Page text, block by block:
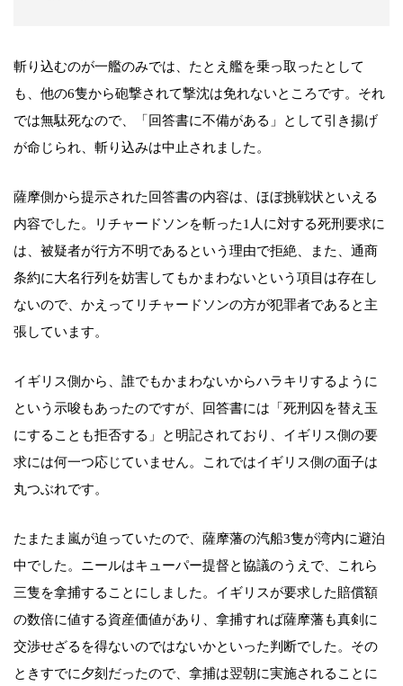
斬り込むのが一艦のみでは、たとえ艦を乗っ取ったとして
も、他の6隻から砲撃されて撃沈は免れないところです。それ
では無駄死なので、「回答書に不備がある」として引き揚げ
が命じられ、斬り込みは中止されました。
薩摩側から提示された回答書の内容は、ほぼ挑戦状といえる
内容でした。リチャードソンを斬った1人に対する死刑要求に
は、被疑者が行方不明であるという理由で拒絶、また、通商
条約に大名行列を妨害してもかまわないという項目は存在し
ないので、かえってリチャードソンの方が犯罪者であると主
張しています。
イギリス側から、誰でもかまわないからハラキリするように
という示唆もあったのですが、回答書には「死刑囚を替え玉
にすることも拒否する」と明記されており、イギリス側の要
求には何一つ応じていません。これではイギリス側の面子は
丸つぶれです。
たまたま嵐が迫っていたので、薩摩藩の汽船3隻が湾内に避泊
中でした。ニールはキューパー提督と協議のうえで、これら
三隻を拿捕することにしました。イギリスが要求した賠償額
の数倍に値する資産価値があり、拿捕すれば薩摩藩も真剣に
交渉せざるを得ないのではないかといった判断でした。その
ときすでに夕刻だったので、拿捕は翌朝に実施されることに